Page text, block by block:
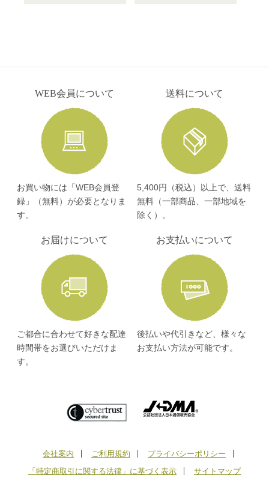
WEB会員について
お買い物には「WEB会員登
録」（無料）が必要となりま
す。
送料について
5,400円（税込）以上で、送料
無料（一部商品、一部地域を
除く）。
お届けについて
ご都合に合わせて好きな配達
時間帯をお選びいただけま
す。
お支払いについて
後払いや代引きなど、様々な
お支払い方法が可能です。
会社案内 ご利用規約
プライバシーポリシー
「特定商取引に関する法律」に基づく表示
サイトマップ